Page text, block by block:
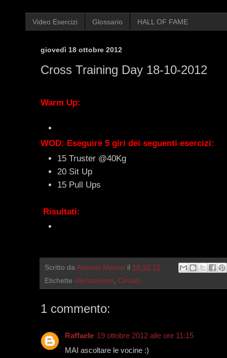
Video Esercizi Glossario HALL OF FAME
giovedì 18 ottobre 2012
Cross Training Day 18-10-2012
Warm Up:
WOD: Eseguire 5 giri dei seguenti esercizi:
15 Truster @40Kg
20 Sit Up
15 Pull Ups
Risultati:
Scritto da Antonio Marino il 18.10.12
Etichette allenamento, Circuiti
1 commento:
Raffaele 19 ottobre 2012 alle ore 11:15
MAI ascoltare le vocine :)